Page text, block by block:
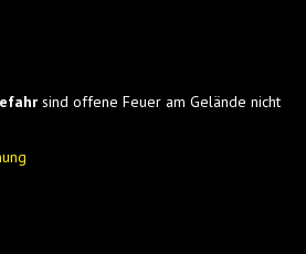
sind offene Feuer am Gelände nicht